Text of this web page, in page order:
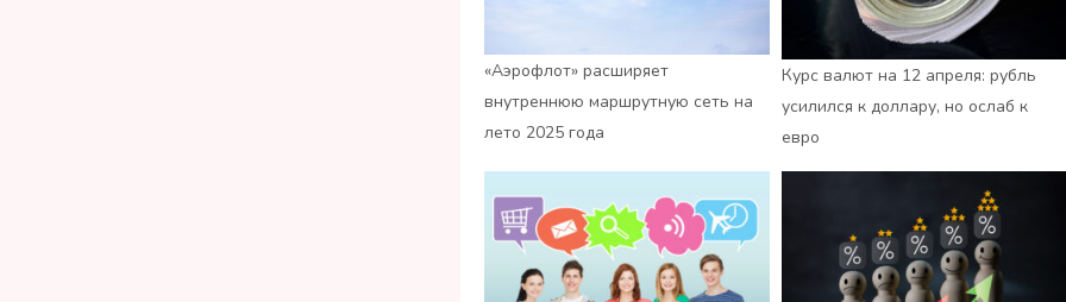
«Аэрофлот» расширяет
внутреннюю маршрутную сеть на
лето 2025 года
Курс валют на 12 апреля: рубль
усилился к доллару, но ослаб к
евро